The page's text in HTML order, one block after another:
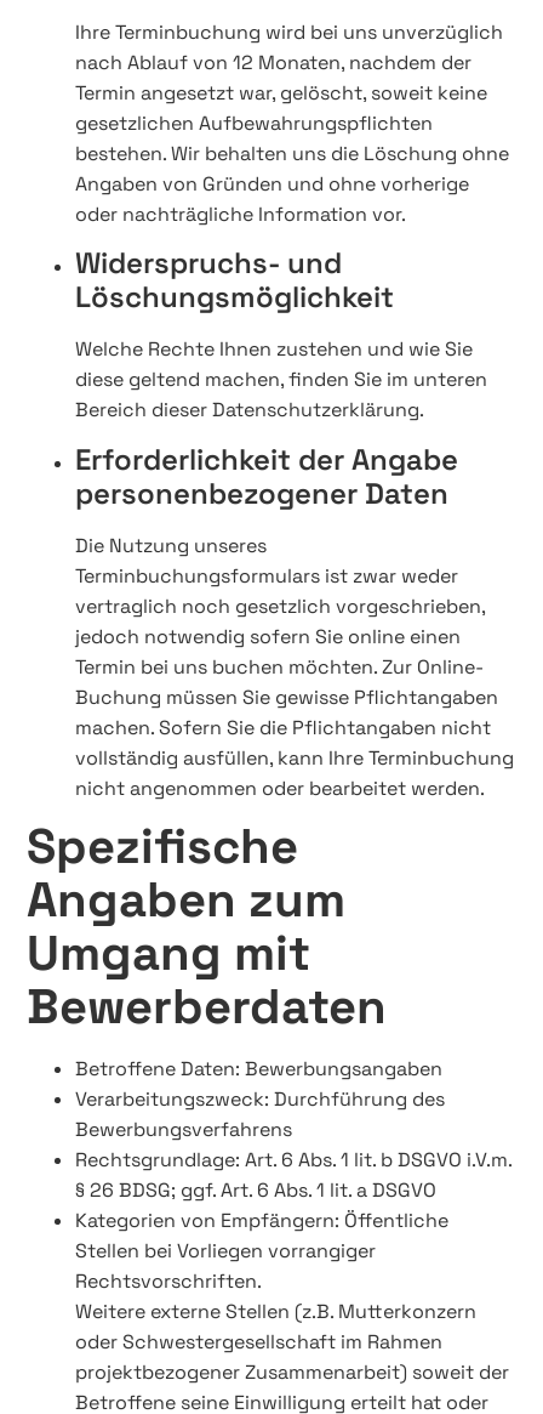
Ihre Terminbuchung wird bei uns unverzüglich
nach Ablauf von 12 Monaten, nachdem der
Termin angesetzt war, gelöscht, soweit keine
gesetzlichen Aufbewahrungspflichten
bestehen. Wir behalten uns die Löschung ohne
Angaben von Gründen und ohne vorherige
oder nachträgliche Information vor.
Widerspruchs- und
Löschungsmöglichkeit
Welche Rechte Ihnen zustehen und wie Sie
diese geltend machen, finden Sie im unteren
Bereich dieser Datenschutzerklärung.
Erforderlichkeit der Angabe
personenbezogener Daten
Die Nutzung unseres
Terminbuchungsformulars ist zwar weder
vertraglich noch gesetzlich vorgeschrieben,
jedoch notwendig sofern Sie online einen
Termin bei uns buchen möchten. Zur Online-
Buchung müssen Sie gewisse Pflichtangaben
machen. Sofern Sie die Pflichtangaben nicht
vollständig ausfüllen, kann Ihre Terminbuchung
nicht angenommen oder bearbeitet werden.
Spezifische
Angaben zum
Umgang mit
Bewerberdaten
Betroffene Daten: Bewerbungsangaben
Verarbeitungszweck: Durchführung des
Bewerbungsverfahrens
Rechtsgrundlage: Art. 6 Abs. 1 lit. b DSGVO i.V.m.
§ 26 BDSG; ggf. Art. 6 Abs. 1 lit. a DSGVO
Kategorien von Empfängern: Öffentliche
Stellen bei Vorliegen vorrangiger
Rechtsvorschriften.
Weitere externe Stellen (z.B. Mutterkonzern
oder Schwestergesellschaft im Rahmen
projektbezogener Zusammenarbeit) soweit der
Betroffene seine Einwilligung erteilt hat oder